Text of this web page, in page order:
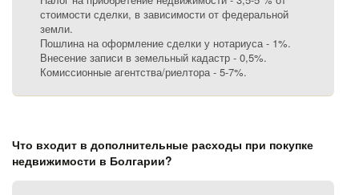
стоимости сделки, в зависимости от федеральной
земли.
Пошлина на оформление сделки у нотариуса - 1%.
Внесение записи в земельный кадастр - 0,5%.
Комиссионные агентства/риелтора - 5-7%.
Что входит в дополнительные расходы при покупке
недвижимости в Болгарии?